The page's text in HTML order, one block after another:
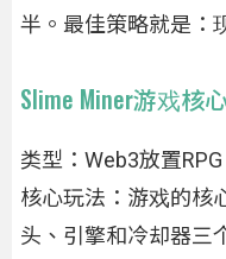
半。最佳策略就是：
Slime Miner游戏核
类型：Web3放置RPG
核心玩法：游戏的核
头、引擎和冷却器三